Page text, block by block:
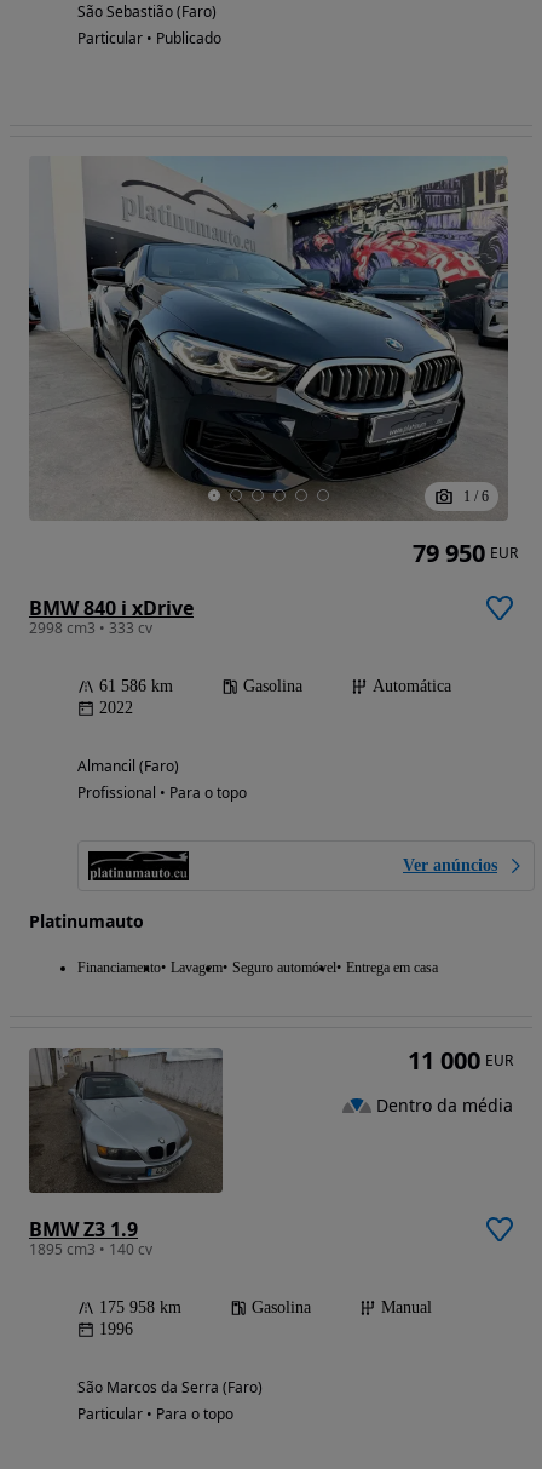
São Sebastião (Faro)
Particular • Publicado
1 / 6
BMW 840 i xDrive
2998 cm3 • 333 cv
61 586 km Gasolina
Automática
2022
Almancil (Faro)
Profissional • Para o topo
Ver anúncios
Platinumauto
Financiamento Lavagem Seguro automóvel Entrega em casa
79 950 EUR
BMW Z3 1.9
1895 cm3 • 140 cv
175 958 km Gasolina
Manual
1996
São Marcos da Serra (Faro)
Particular • Para o topo
11 000 EUR
Dentro da média